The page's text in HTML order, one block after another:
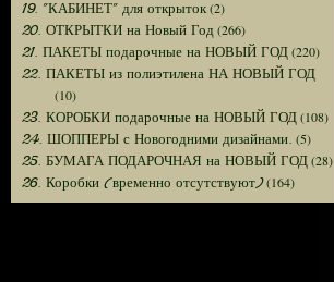
19. "КАБИНЕТ" для открыток(2)
20. ОТКРЫТКИ на Новый Год (266)
21. ПАКЕТЫ подарочные на НОВЫЙ ГОД(220)
22. ПАКЕТЫ из полиэтилена НА НОВЫЙ ГОД
(10)
23. КОРОБКИ подарочные на НОВЫЙ ГОД(108)
24. ШОППЕРЫ с Новогодними дизайнами. (5)
25. БУМАГА ПОДАРОЧНАЯ на НОВЫЙ ГОД(28)
26. Коробки (временно отсутствуют)(164)